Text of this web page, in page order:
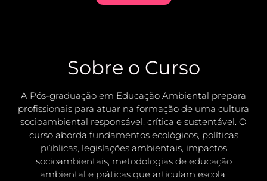
Sobre o Curso
A Pós-graduação em Educação Ambiental prepara
profissionais para atuar na formação de uma cultura
socioambiental responsável, crítica e sustentável. O
curso aborda fundamentos ecológicos, políticas
públicas, legislações ambientais, impactos
socioambientais, metodologias de educação
ambiental e práticas que articulam escola,